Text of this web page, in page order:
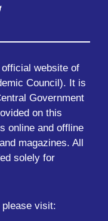
website of
Council). It is
Government
on this
online and offline
magazines. All
solely for
visit: